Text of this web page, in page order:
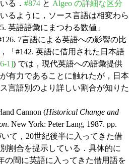
る． #874 と Algeo の詳細な区分
るように，ソース言語は相変わら
英語語彙にまつわる数値」
7言語による英語への影響の比
「#142. 英語に借用された日本語
1]) では，現代英語への語彙提供
有力であることに触れたが，日本
言語別のより詳しい割合が知りた
Cannon (Historical Change and
. New York: Peter Lang, 1987. pp.
て，20世紀後半に入ってきた借
割合を提示している．具体的に
の間に英語に入ってきた借用語を